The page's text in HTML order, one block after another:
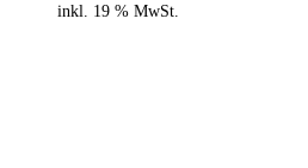
inkl. 19 % MwSt.